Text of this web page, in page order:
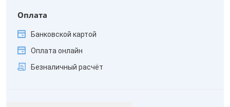
Оплата
Банковской картой
Оплата онлайн
Безналичный расчёт